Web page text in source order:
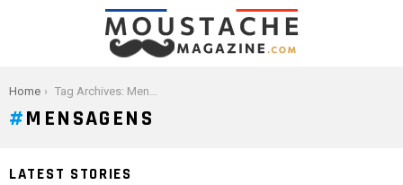
You are here:
Home Tag Archives: Mensagens
MENSAGENS
LATEST STORIES